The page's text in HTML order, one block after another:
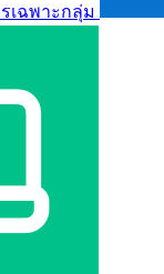
เฉพาะกลุ่ม